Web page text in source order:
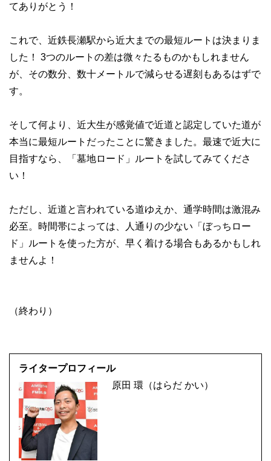
てありがとう！
これで、近鉄長瀬駅から近大までの最短ルートは決まりま
した！ 3つのルートの差は微々たるものかもしれません
が、その数分、数十メートルで減らせる遅刻もあるはずで
す。
そして何より、近大生が感覚値で近道と認定していた道が
本当に最短ルートだったことに驚きました。最速で近大に
目指すなら、「墓地ロード」ルートを試してみてくださ
い！
ただし、近道と言われている道ゆえか、通学時間は激混み
必至。時間帯によっては、人通りの少ない「ぼっちロー
ド」ルートを使った方が、早く着ける場合もあるかもしれ
ませんよ！
（終わり）
ライタープロフィール
原田 環（はらだ かい）